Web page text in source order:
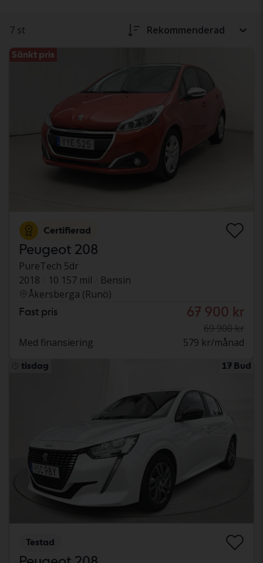
7 st Rekommenderad
Sänkt pris
Certifierad
Peugeot 208
PureTech 5dr
2018
10 157 mil
Bensin
Åkersberga (Runö)
Fast pris 67 900 kr
69 900 kr
Med finansiering
579 kr/månad
tisdag 17 Bud
Testad